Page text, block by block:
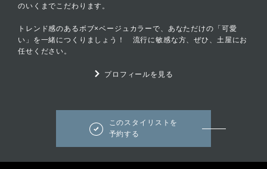
のいくまでこだわります。
トレンド感のあるボブ×ベージュカラーで、あなただけの「可愛
い」を一緒につくりましょう！ 流行に敏感な方、ぜひ、土屋にお
任せください。
プロフィールを見る
このスタイリストを
予約する